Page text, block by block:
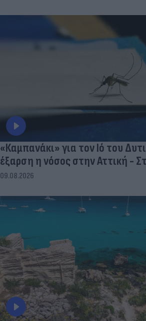
«Καμπανάκι» για τον Ιό του
έξαρση η νόσος στην Αττική -
09.08.2026